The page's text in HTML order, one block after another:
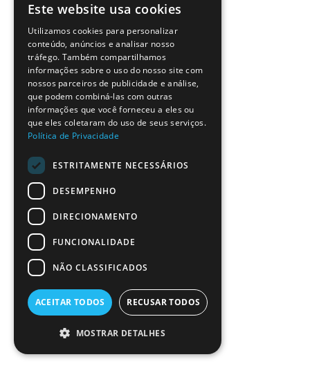
PORTUGUESE
ENGLISH
SPANISH
Este website usa cookies
Utilizamos cookies para personalizar
conteúdo, anúncios e analisar nosso
tráfego. Também compartilhamos
informações sobre o uso do nosso site com
nossos parceiros de publicidade e análise,
que podem combiná-las com outras
informações que você forneceu a eles ou
que eles coletaram do uso de seus serviços.
Política de Privacidade
ESTRITAMENTE NECESSÁRIOS
DESEMPENHO
DIRECIONAMENTO
FUNCIONALIDADE
NÃO CLASSIFICADOS
ACEITAR TODOS RECUSAR TODOS
MOSTRAR DETALHES